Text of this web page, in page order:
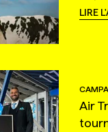
LIRE
Air